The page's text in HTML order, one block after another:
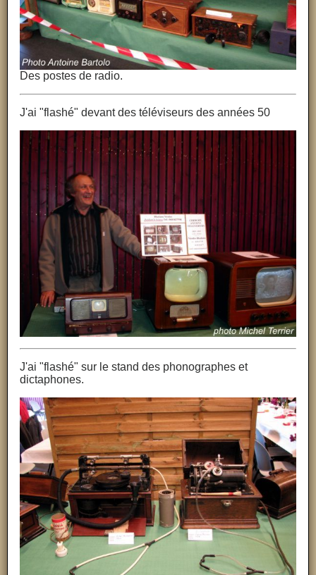
Des postes de radio.
J'ai "flashé" devant des téléviseurs des années 50
J'ai "flashé" sur le stand des phonographes et
dictaphones.